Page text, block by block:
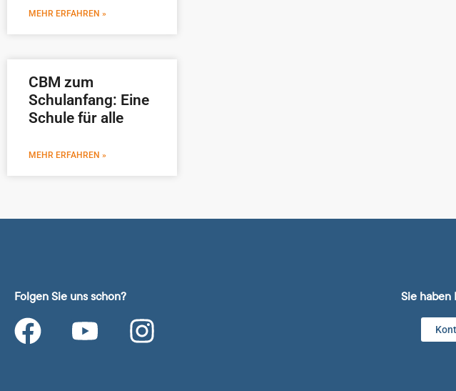
MEHR ERFAHREN »
CBM zum
Schulanfang: Eine
Schule für alle
MEHR ERFAHREN »
Folgen Sie uns schon? Sie haben